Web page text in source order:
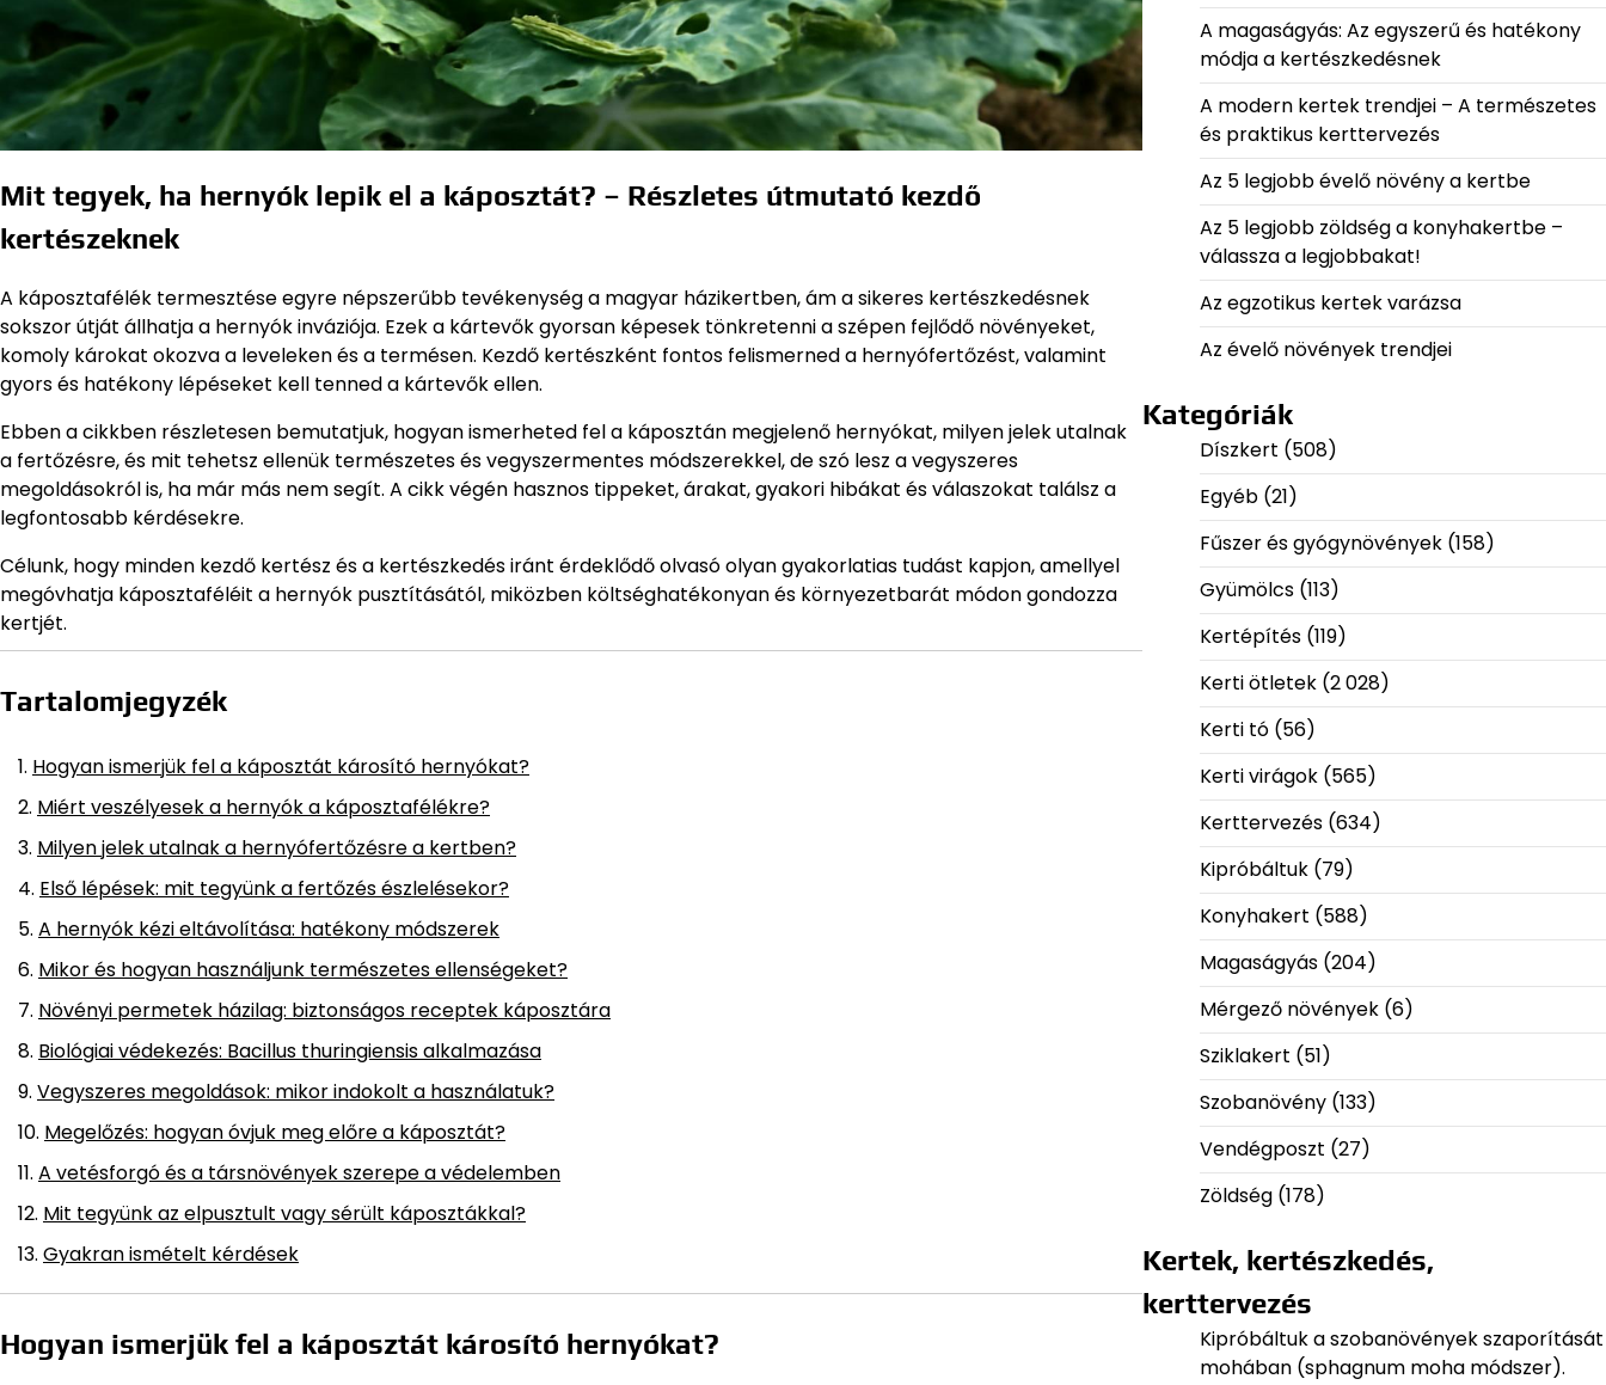
Mit tegyek, ha hernyók lepik el a káposztát? – Részletes útmutató kezdő
kertészeknek
A káposztafélék termesztése egyre népszerűbb tevékenység a magyar házikertben, ám a sikeres kertészkedésnek
sokszor útját állhatja a hernyók inváziója. Ezek a kártevők gyorsan képesek tönkretenni a szépen fejlődő növényeket,
komoly károkat okozva a leveleken és a termésen. Kezdő kertészként fontos felismerned a hernyófertőzést, valamint
gyors és hatékony lépéseket kell tenned a kártevők ellen.
Ebben a cikkben részletesen bemutatjuk, hogyan ismerheted fel a káposztán megjelenő hernyókat, milyen jelek utalnak
a fertőzésre, és mit tehetsz ellenük természetes és vegyszermentes módszerekkel, de szó lesz a vegyszeres
megoldásokról is, ha már más nem segít. A cikk végén hasznos tippeket, árakat, gyakori hibákat és válaszokat találsz a
legfontosabb kérdésekre.
Célunk, hogy minden kezdő kertész és a kertészkedés iránt érdeklődő olvasó olyan gyakorlatias tudást kapjon, amellyel
megóvhatja káposztaféléit a hernyók pusztításától, miközben költséghatékonyan és környezetbarát módon gondozza
kertjét.
Tartalomjegyzék
Hogyan ismerjük fel a káposztát károsító hernyókat?
Miért veszélyesek a hernyók a káposztafélékre?
Milyen jelek utalnak a hernyófertőzésre a kertben?
Első lépések: mit tegyünk a fertőzés észlelésekor?
A hernyók kézi eltávolítása: hatékony módszerek
Mikor és hogyan használjunk természetes ellenségeket?
Növényi permetek házilag: biztonságos receptek káposztára
Biológiai védekezés: Bacillus thuringiensis alkalmazása
Vegyszeres megoldások: mikor indokolt a használatuk?
Megelőzés: hogyan óvjuk meg előre a káposztát?
A vetésforgó és a társnövények szerepe a védelemben
Mit tegyünk az elpusztult vagy sérült káposztákkal?
Gyakran ismételt kérdések
Hogyan ismerjük fel a káposztát károsító hernyókat?
A magaságyás: Az egyszerű és hatékony
módja a kertészkedésnek
A modern kertek trendjei – A természetes
és praktikus kerttervezés
Az 5 legjobb évelő növény a kertbe
Az 5 legjobb zöldség a konyhakertbe –
válassza a legjobbakat!
Az egzotikus kertek varázsa
Az évelő növények trendjei
Kategóriák
Díszkert (508)
Egyéb(21)
Fűszer és gyógynövények(158)
Gyümölcs(113)
Kertépítés(119)
Kerti ötletek(2 028)
Kerti tó(56)
Kerti virágok(565)
Kerttervezés(634)
Kipróbáltuk(79)
Konyhakert (588)
Magaságyás(204)
Mérgező növények(6)
Sziklakert (51)
Szobanövény(133)
Vendégposzt (27)
Zöldség(178)
Kertek, kertészkedés,
kerttervezés
Kipróbáltuk a szobanövények szaporítását
mohában (sphagnum moha módszer).